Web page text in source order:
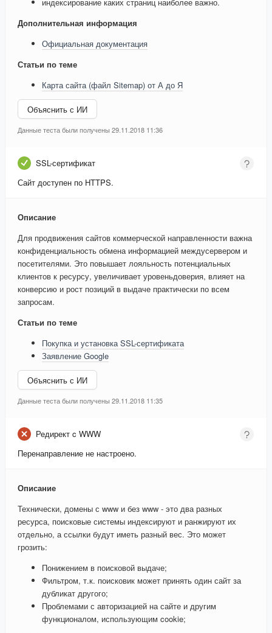
Дополнительная информация
Официальная документация
Статьи по теме
Карта сайта (файл Sitemap) от А до Я
Объяснить с ИИ
Данные теста были получены 29.11.2018 11:36
SSL-сертификат
Сайт доступен по HTTPS.
Описание
Для продвижения сайтов коммерческой направленности важна
конфиденциальность обмена информацией междусервером и
посетителями. Это повышает лояльность потенциальных
клиентов к ресурсу, увеличивает уровеньдоверия, влияет на
конверсию и рост позиций в выдаче практически по всем
запросам.
Статьи по теме
Покупка и установка SSL-сертификата
Заявление Google
Объяснить с ИИ
Данные теста были получены 29.11.2018 11:35
Редирект c WWW
Перенаправление не настроено.
Описание
Технически, домены с www и без www - это два разных
ресурса, поисковые системы индексируют и ранжируют их
отдельно, а ссылки будут иметь разный вес. Это может
грозить:
Понижением в поисковой выдаче;
Фильтром, т.к. поисковик может принять один сайт за
дубликат другого;
Проблемами с авторизацией на сайте и другим
функционалом, использующим cookie;